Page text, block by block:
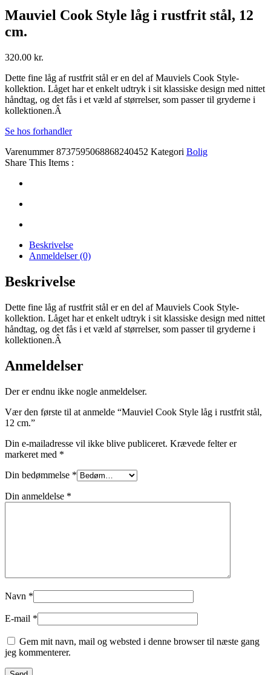
Mauviel Cook Style låg i rustfrit stål, 12
cm.
320.00 kr.
Dette fine låg af rustfrit stål er en del af Mauviels Cook Style-
kollektion. Låget har et enkelt udtryk i sit klassiske design med nittet
håndtag, og det fås i et væld af størrelser, som passer til gryderne i
kollektionen.Â
Se hos forhandler
Varenummer8737595068868240452 Kategori Bolig
Share This Items :
Beskrivelse
Anmeldelser (0)
Beskrivelse
Dette fine låg af rustfrit stål er en del af Mauviels Cook Style-
kollektion. Låget har et enkelt udtryk i sit klassiske design med nittet
håndtag, og det fås i et væld af størrelser, som passer til gryderne i
kollektionen.Â
Anmeldelser
Der er endnu ikke nogle anmeldelser.
Vær den første til at anmelde “Mauviel Cook Style låg i rustfrit stål,
12 cm.”
Din e-mailadresse vil ikke blive publiceret. Krævede felter er
markeret med *
Din bedømmelse *
Din anmeldelse *
Navn *
E-mail *
Gem mit navn, mail og websted i denne browser til næste gang
jeg kommenterer.